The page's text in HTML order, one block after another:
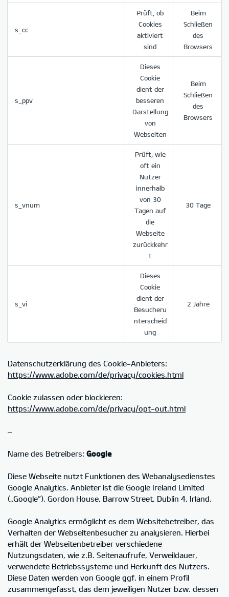
s_cc
Prüft, ob
Cookies
aktiviert
sind
Beim
Schließen
des
Browsers
s_ppv
Dieses
Cookie
dient der
besseren
Darstellung
von
Webseiten
Beim
Schließen
des
Browsers
s_vnum
Prüft, wie
oft ein
Nutzer
innerhalb
von 30
Tagen auf
die
Webseite
zurückkehr
t
30 Tage
s_vi
Dieses
Cookie
dient der
Besucheru
nterscheid
ung
2 Jahre
Datenschutzerklärung des Cookie-Anbieters:
https://www.adobe.com/de/privacy/cookies.html
Cookie zulassen oder blockieren:
https://www.adobe.com/de/privacy/opt-out.html
–
Name des Betreibers: Google
Diese Webseite nutzt Funktionen des Webanalysedienstes
Google Analytics. Anbieter ist die Google Ireland Limited
(„Google“), Gordon House, Barrow Street, Dublin 4, Irland.
Google Analytics ermöglicht es dem Websitebetreiber, das
Verhalten der Webseitenbesucher zu analysieren. Hierbei
erhält der Webseitenbetreiber verschiedene
Nutzungsdaten, wie z.B. Seitenaufrufe, Verweildauer,
verwendete Betriebssysteme und Herkunft des Nutzers.
Diese Daten werden von Google ggf. in einem Profil
zusammengefasst, das dem jeweiligen Nutzer bzw. dessen